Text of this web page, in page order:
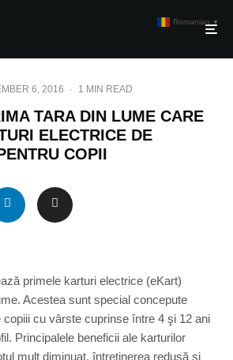
6, 2016 · 1 MIN READ
TARA DIN LUME CARE
ELECTRICE DE
COPII
primele karturi electrice (eKart)
Acestea sunt special concepute
copiii cu vârste cuprinse între 4 şi 12 ani
Principalele beneficii ale karturilor
mult diminuat, întreținerea redusă şi
Romanian ▼